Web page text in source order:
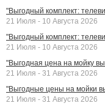
"Выгодный комплект:
21 Июля - 10 Августа 2026
"Выгодный комплект:
21 Июля - 10 Августа 2026
"Выгодная цена на мойку
21 Июля - 31 Августа 2026
"Выгодные цены на мойки
21 Июля - 31 Августа 2026